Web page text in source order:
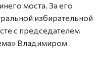
моста. За его
избирательной
с председателем
Владимиром